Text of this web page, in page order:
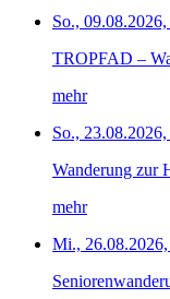
So.,
TROPFAD –
mehr
So.,
Wanderung zur
mehr
Mi.,